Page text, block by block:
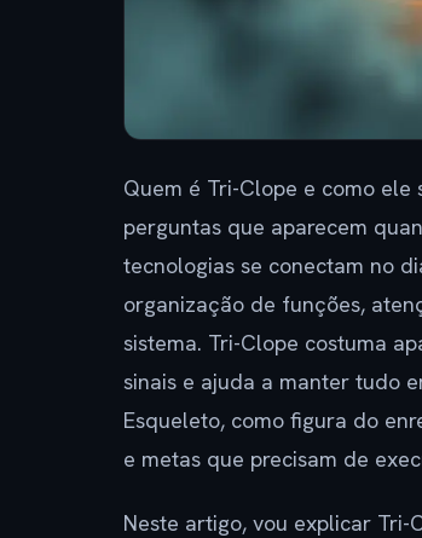
Quem é Tri-Clope e como
perguntas que aparecem
tecnologias se conectam no
organização de funções,
sistema. Tri-Clope costuma
sinais e ajuda a manter tudo
Esqueleto, como figura do
e metas que precisam de
Neste artigo, vou explicar